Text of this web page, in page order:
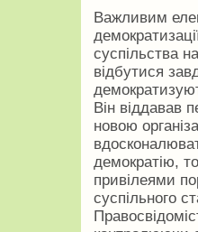
Важливим
суспільства
відбутися
Він віддавав
новою
демократію,
привілеями
суспільного